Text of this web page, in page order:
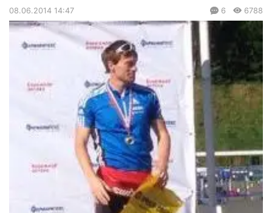
08.06.2014 14:47 6 6788